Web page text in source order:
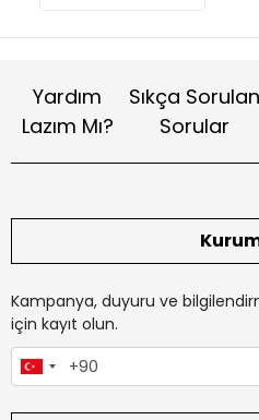
Yardım
Lazım Mı?
Sıkça Sorulan
Sorular
Kampanya, duyuru ve
için kayıt olun.